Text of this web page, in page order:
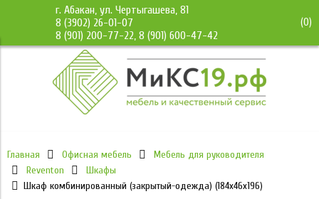
г. Абакан, ул. Чертыгашева, 81
8 (3902) 26-01-07
8 (901) 200-77-22, 8 (901) 600-47-42
(0)
Главная Офисная мебель
Мебель для руководителя
Reventon
Шкафы
Шкаф комбинированный (закрытый-одежда) (184x46x196)